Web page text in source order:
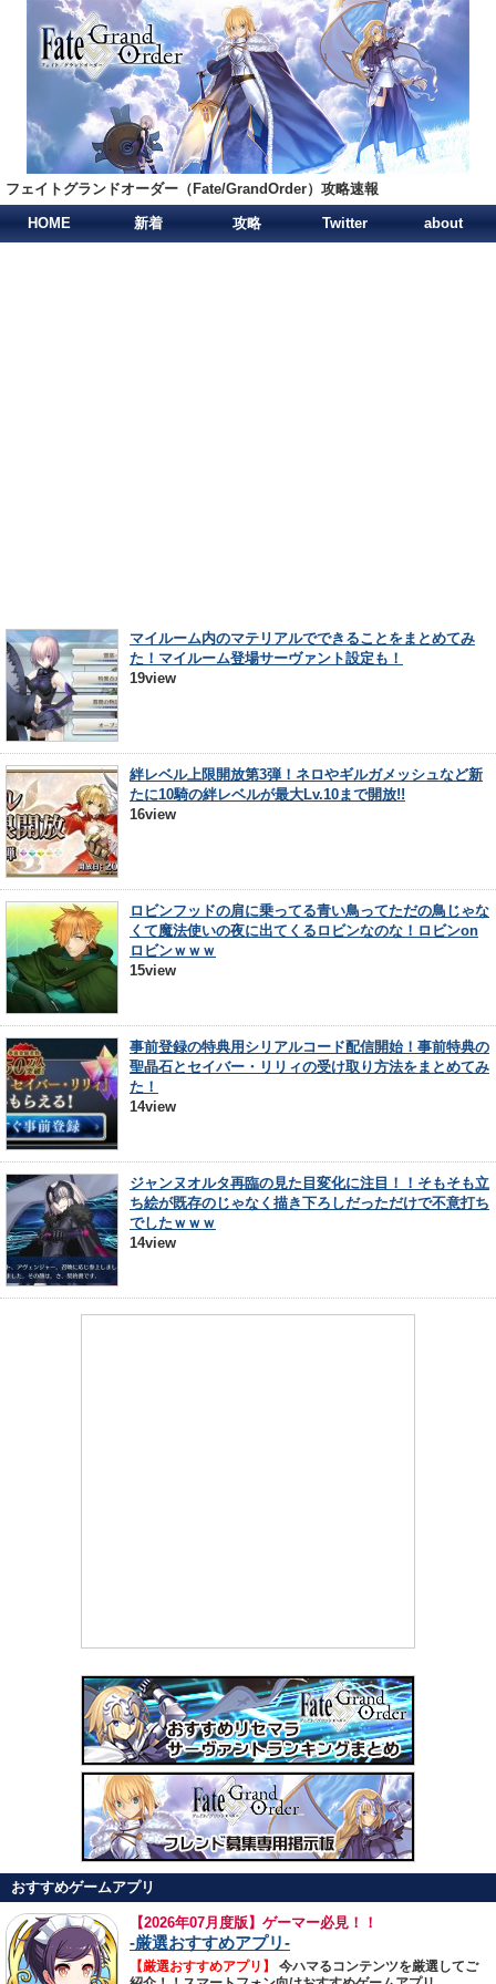
フェイトグランドオーダー（Fate/GrandOrder）攻略速報
HOME 新着 攻略 Twitter about
マイルーム内のマテリアルでできることをまとめてみ
た！マイルーム登場サーヴァント設定も！
19view
絆レベル上限開放第3弾！ネロやギルガメッシュなど新
たに10騎の絆レベルが最大Lv.10まで開放!!
16view
ロビンフッドの肩に乗ってる青い鳥ってただの鳥じゃな
くて魔法使いの夜に出てくるロビンなのな！ロビンon
ロビンｗｗｗ
15view
事前登録の特典用シリアルコード配信開始！事前特典の
聖晶石とセイバー・リリィの受け取り方法をまとめてみ
た！
14view
ジャンヌオルタ再臨の見た目変化に注目！！そもそも立
ち絵が既存のじゃなく描き下ろしだっただけで不意打ち
でしたｗｗｗ
14view
おすすめゲームアプリ
【2026年07月度版】ゲーマー必見！！
-厳選おすすめアプリ-
【厳選おすすめアプリ】
今ハマるコンテンツを厳選してご